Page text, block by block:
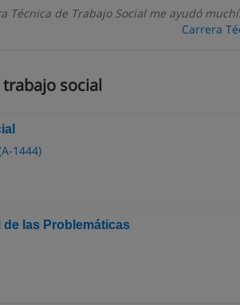
Técnica de Trabajo Social me ayudó
Carrera
social
1444)
las Problemáticas